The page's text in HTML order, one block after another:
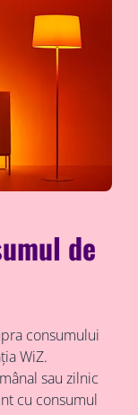
de
consumului
WiZ.
sau zilnic
cu consumul